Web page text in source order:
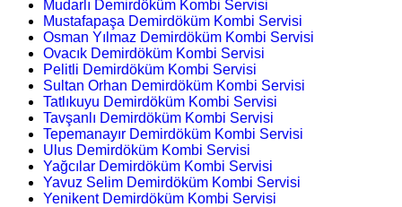
Mudarlı Demirdöküm Kombi Servisi
Mustafapaşa Demirdöküm Kombi Servisi
Osman Yılmaz Demirdöküm Kombi Servisi
Ovacık Demirdöküm Kombi Servisi
Pelitli Demirdöküm Kombi Servisi
Sultan Orhan Demirdöküm Kombi Servisi
Tatlıkuyu Demirdöküm Kombi Servisi
Tavşanlı Demirdöküm Kombi Servisi
Tepemanayır Demirdöküm Kombi Servisi
Ulus Demirdöküm Kombi Servisi
Yağcılar Demirdöküm Kombi Servisi
Yavuz Selim Demirdöküm Kombi Servisi
Yenikent Demirdöküm Kombi Servisi